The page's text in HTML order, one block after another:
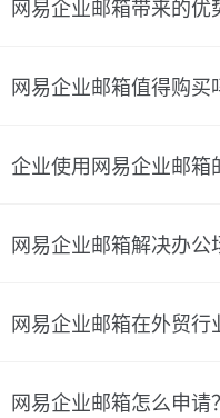
网易企业邮箱带来的优
网易企业邮箱值得购买
企业使用网易企业邮箱
网易企业邮箱解决办
网易企业邮箱在外贸行
网易企业邮箱怎么申请？